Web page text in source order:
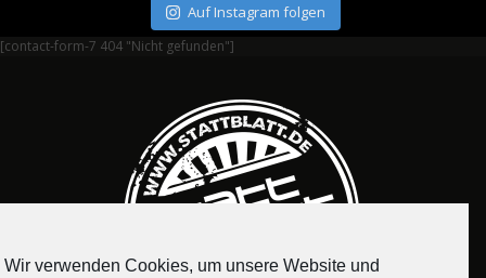
Auf Instagram folgen
[contact-form-7 404 "Nicht gefunden"]
Wir verwenden Cookies, um unsere Website und